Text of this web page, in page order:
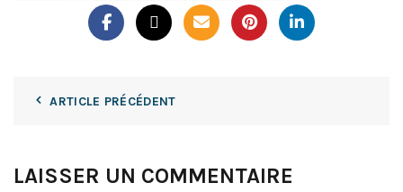
ARTICLE PRÉCÉDENT
LAISSER UN COMMENTAIRE